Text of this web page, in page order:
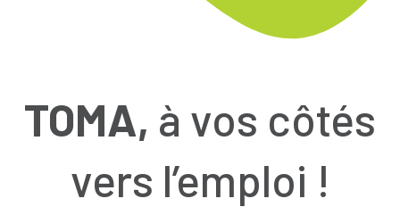
TOMA, à vos côtés
vers l’emploi !